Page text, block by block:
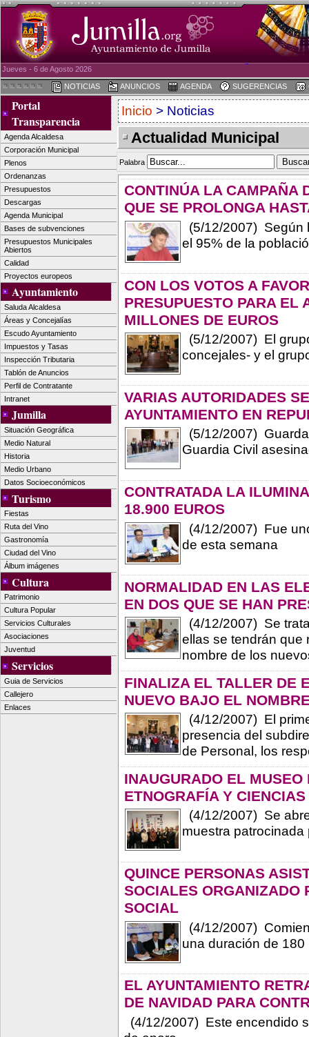
Jueves - 6 de Agosto 2026
NOTICIAS ANUNCIOS AGENDA SUGERENCIAS
Portal
Transparencia
Agenda Alcaldesa
Corporación Municipal
Plenos
Ordenanzas
Presupuestos
Descargas
Agenda Municipal
Bases de subvenciones
Presupuestos Municipales
Abiertos
Calidad
Proyectos europeos
Ayuntamiento
Saluda Alcaldesa
Áreas y Concejalías
Escudo Ayuntamiento
Impuestos y Tasas
Inspección Tributaria
Tablón de Anuncios
Perfil de Contratante
Intranet
Jumilla
Situación Geográfica
Medio Natural
Historia
Medio Urbano
Datos Socioeconómicos
Turismo
Fiestas
Ruta del Vino
Gastronomía
Ciudad del Vino
Álbum imágenes
Cultura
Patrimonio
Cultura Popular
Servicios Culturales
Asociaciones
Juventud
Servicios
Guia de Servicios
Callejero
Enlaces
Inicio > Noticias
Actualidad Municipal
Palabra
CONTINÚA LA CAMPAÑA
QUE SE PROLONGA
(5/12/2007) Según
el 95% de la
CON LOS VOTOS A
PRESUPUESTO PARA EL
MILLONES DE EUROS
(5/12/2007) El
concejales- y el
VARIAS AUTORIDADES
AYUNTAMIENTO EN
(5/12/2007)
Guardia Civil
CONTRATADA LA
18.900 EUROS
(4/12/2007) Fue
de esta semana
NORMALIDAD EN LAS
EN DOS QUE SE HAN
(4/12/2007) Se
ellas se tendrán que
nombre de los
FINALIZA EL TALLER DE
NUEVO BAJO EL
(4/12/2007) El
presencia del
de Personal, los
INAUGURADO EL MUSEO
ETNOGRAFÍA Y
(4/12/2007) Se
muestra
QUINCE PERSONAS
SOCIALES ORGANIZADO
SOCIAL
(4/12/2007)
una duración de 180
EL AYUNTAMIENTO
DE NAVIDAD PARA
(4/12/2007) Este encendido